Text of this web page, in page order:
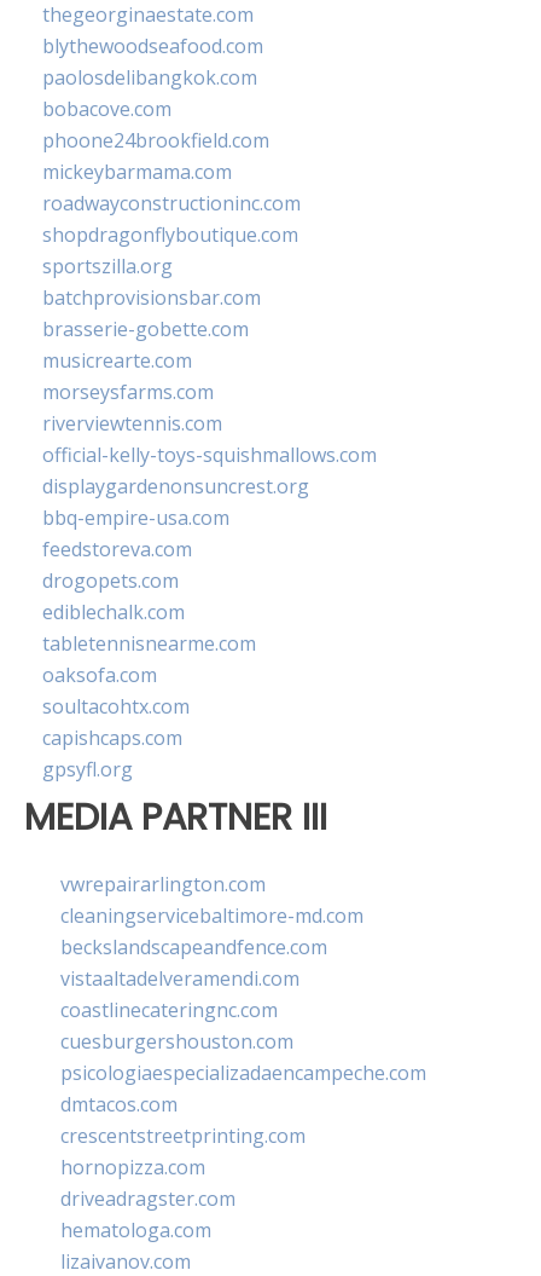
thegeorginaestate.com
blythewoodseafood.com
paolosdelibangkok.com
bobacove.com
phoone24brookfield.com
mickeybarmama.com
roadwayconstructioninc.com
shopdragonflyboutique.com
sportszilla.org
batchprovisionsbar.com
brasserie-gobette.com
musicrearte.com
morseysfarms.com
riverviewtennis.com
official-kelly-toys-squishmallows.com
displaygardenonsuncrest.org
bbq-empire-usa.com
feedstoreva.com
drogopets.com
ediblechalk.com
tabletennisnearme.com
oaksofa.com
soultacohtx.com
capishcaps.com
gpsyfl.org
MEDIA PARTNER III
vwrepairarlington.com
cleaningservicebaltimore-md.com
beckslandscapeandfence.com
vistaaltadelveramendi.com
coastlinecateringnc.com
cuesburgershouston.com
psicologiaespecializadaencampeche.com
dmtacos.com
crescentstreetprinting.com
hornopizza.com
driveadragster.com
hematologa.com
lizaivanov.com